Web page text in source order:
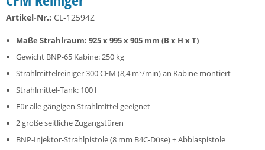
Artikel-Nr.: CL-12594Z
Maße Strahlraum: 925 x 995 x 905 mm (B x H x T)
Gewicht BNP-65 Kabine: 250 kg
Strahlmittelreiniger 300 CFM (8,4 m³/min) an Kabine montiert
Strahlmittel-Tank: 100 l
Für alle gängigen Strahlmittel geeignet
2 große seitliche Zugangstüren
BNP-Injektor-Strahlpistole (8 mm B4C-Düse) + Abblaspistole